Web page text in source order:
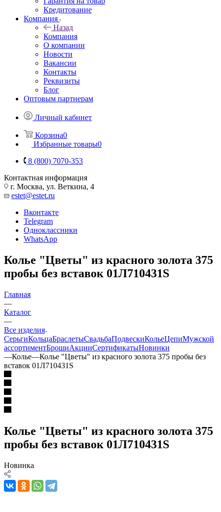
Кредитование
Компания
Назад
Компания
О компании
Новости
Вакансии
Контакты
Реквизиты
Блог
Оптовым партнерам
Личный кабинет
Корзина0
Избранные товары0
8 (800) 7070-353
Контактная информация
г. Москва, ул. Веткина, 4
estet@estet.ru
Вконтакте
Telegram
Одноклассники
WhatsApp
Колье "Цветы" из красного золота 375
пробы без вставок 01Л710431S
Главная
—
Каталог
—
Все изделия
СерьгиКольцаБраслетыСвадьбаПодвескиКольеЦепиМужской
ассортиментБрошиАкцииСертификатыНовинки
—Колье—Колье "Цветы" из красного золота 375 пробы без
вставок 01Л710431S
Колье "Цветы" из красного золота 375
пробы без вставок 01Л710431S
Новинка